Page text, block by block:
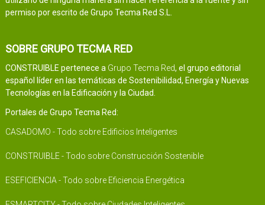
permiso por escrito de Grupo Tecma Red S.L.
SOBRE GRUPO TECMA RED
CONSTRUIBLE pertenece a Grupo Tecma Red, el grupo editorial
español líder en las temáticas de Sostenibilidad, Energía y Nuevas
Tecnologías en la Edificación y la Ciudad.
Portales de Grupo Tecma Red:
CASADOMO - Todo sobre Edificios Inteligentes
CONSTRUIBLE - Todo sobre Construcción Sostenible
ESEFICIENCIA - Todo sobre Eficiencia Energética